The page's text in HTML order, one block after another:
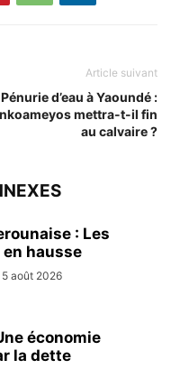
Article suivant
Pénurie d’eau à Yaoundé :
mettra-t-il fin
au calvaire ?
: Les
hausse
5 août 2026
économie
la dette